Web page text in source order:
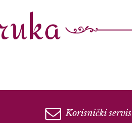
Korisnički servis